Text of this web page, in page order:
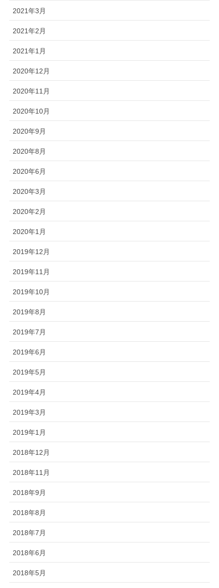
2021年3月
2021年2月
2021年1月
2020年12月
2020年11月
2020年10月
2020年9月
2020年8月
2020年6月
2020年3月
2020年2月
2020年1月
2019年12月
2019年11月
2019年10月
2019年8月
2019年7月
2019年6月
2019年5月
2019年4月
2019年3月
2019年1月
2018年12月
2018年11月
2018年9月
2018年8月
2018年7月
2018年6月
2018年5月